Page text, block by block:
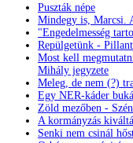
Puszták népe
Mindegy is, Marcsi.
"Engedelmesség
Repülgetünk -
Most kell
Mihály jegyzete
Meleg, de nem (?)
Egy NER-káder
Zöld mezőben -
A kormányzás
Senki nem csinál